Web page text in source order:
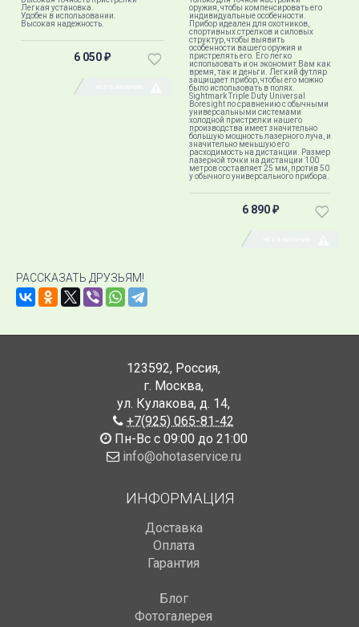
Легкая установка.
Удобен в использовании.
Высокая надежность.
6 050 ₽
оружия, чтобы компенсировать его
индивидуальные особенности.
Прибор идеален для охотников,
спортивных стрелков и силовых
структур, чтобы выявить
особенности вашего оружия и
пристрелять его. Его легко
использовать и он экономит Вам как
время, так и деньги. Легкий футляр
защищает прибор, чтобы его можно
было использовать в полях.
Sightmark Triple Duty Universal
Boresight по сравнению с обычными
универсальными системами
холодной пристрелки нашего
производства имеет значительно
большую мощность лазерного луча, и
значительно меньшую его
расходимость на дистанции. Размер
лазерной точки на дистанции 100
метров составляет 25 мм, против 50
у обычного универсального прибора.
6 890 ₽
РАССКАЗАТЬ ДРУЗЬЯМ!
123592, Россия,
г. Москва,
ул. Кулакова, д. 14,
+7(925) 065-81-42
Пн-Вс с 09:00 до 21:00
info@ohotaservice.ru
ИНФОРМАЦИЯ
Доставка
Оплата
Гарантия
Блог
Фотогалерея